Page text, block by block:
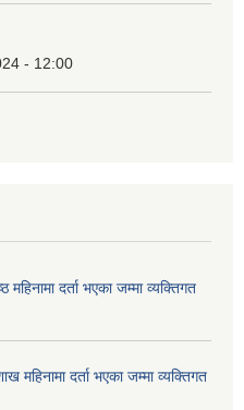
- 12:00
दर्ता भएका जम्मा व्यक्तिगत
महिनामा दर्ता भएका जम्मा व्यक्तिगत